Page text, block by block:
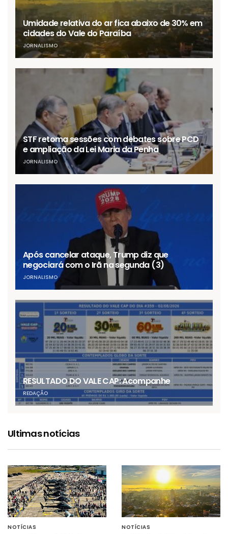
Umidade relativa do ar fica abaixo de 30% em
cidades do Vale do Paraíba
JORNALISMO
STF retoma sessões com debates sobre PCD
e ampliação da Lei Maria da Penha
JORNALISMO
Após cancelar ataque, Trump diz que
negociará com o Irã na segunda (3)
JORNALISMO
RESULTADO DO VALE CAP: Acompanhe
REDAÇÃO
Ultimas notícias
NOTÍCIAS NOTÍCIAS